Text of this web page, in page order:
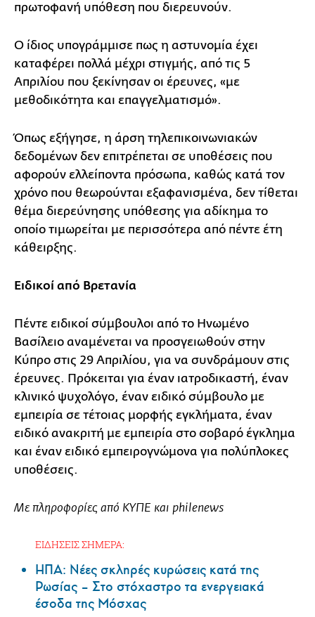
πρωτοφανή υπόθεση που διερευνούν.
Ο ίδιος υπογράμμισε πως η αστυνομία έχει
καταφέρει πολλά μέχρι στιγμής, από τις 5
Απριλίου που ξεκίνησαν οι έρευνες, «με
μεθοδικότητα και επαγγελματισμό».
Όπως εξήγησε, η άρση τηλεπικοινωνιακών
δεδομένων δεν επιτρέπεται σε υποθέσεις που
αφορούν ελλείποντα πρόσωπα, καθώς κατά τον
χρόνο που θεωρούνται εξαφανισμένα, δεν τίθεται
θέμα διερεύνησης υπόθεσης για αδίκημα το
οποίο τιμωρείται με περισσότερα από πέντε έτη
κάθειρξης.
Ειδικοί από Βρετανία
Πέντε ειδικοί σύμβουλοι από το Ηνωμένο
Βασίλειο αναμένεται να προσγειωθούν στην
Κύπρο στις 29 Απριλίου, για να συνδράμουν στις
έρευνες. Πρόκειται για έναν ιατροδικαστή, έναν
κλινικό ψυχολόγο, έναν ειδικό σύμβουλο με
εμπειρία σε τέτοιας μορφής εγκλήματα, έναν
ειδικό ανακριτή με εμπειρία στο σοβαρό έγκλημα
και έναν ειδικό εμπειρογνώμονα για πολύπλοκες
υποθέσεις.
Με πληροφορίες από ΚΥΠΕ και philenews
ΕΙΔΗΣΕΙΣ ΣΗΜΕΡΑ:
ΗΠΑ: Nέες σκληρές κυρώσεις κατά της
Ρωσίας – Στο στόχαστρο τα ενεργειακά
έσοδα της Μόσχας